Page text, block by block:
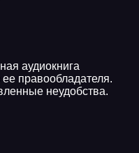
аудиокнига
правообладателя.
неудобства.